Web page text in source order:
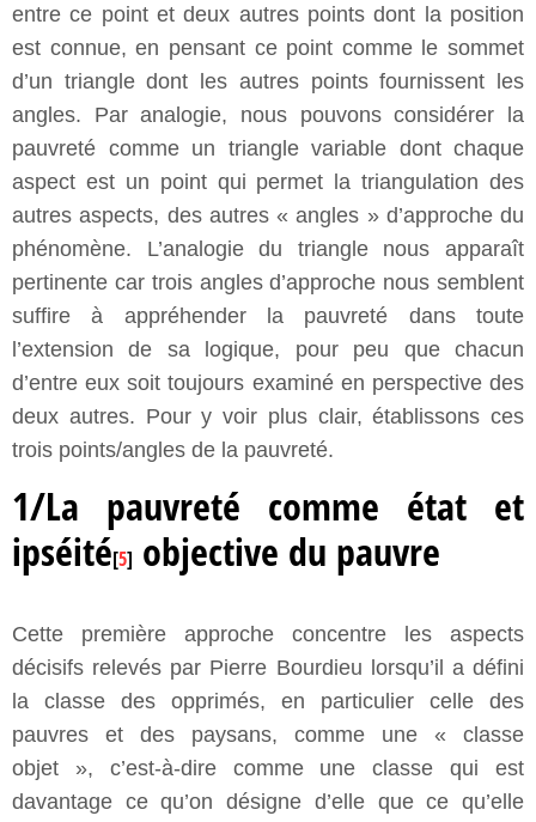
entre ce point et deux autres points dont la position
est connue, en pensant ce point comme le sommet
d’un triangle dont les autres points fournissent les
angles. Par analogie, nous pouvons considérer la
pauvreté comme un triangle variable dont chaque
aspect est un point qui permet la triangulation des
autres aspects, des autres « angles » d’approche du
phénomène. L’analogie du triangle nous apparaît
pertinente car trois angles d’approche nous semblent
suffire à appréhender la pauvreté dans toute
l’extension de sa logique, pour peu que chacun
d’entre eux soit toujours examiné en perspective des
deux autres. Pour y voir plus clair, établissons ces
trois points/angles de la pauvreté.
1/La pauvreté comme état et
ipséité[5] objective du pauvre
Cette première approche concentre les aspects
décisifs relevés par Pierre Bourdieu lorsqu’il a défini
la classe des opprimés, en particulier celle des
pauvres et des paysans, comme une « classe
objet », c’est-à-dire comme une classe qui est
davantage ce qu’on désigne d’elle que ce qu’elle